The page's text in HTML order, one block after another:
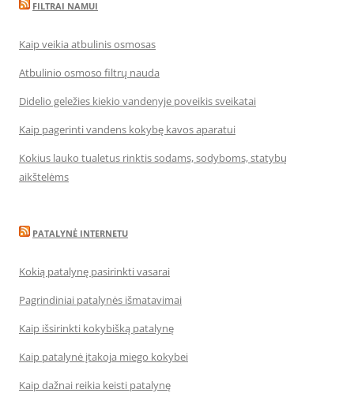
FILTRAI NAMUI
Kaip veikia atbulinis osmosas
Atbulinio osmoso filtrų nauda
Didelio geležies kiekio vandenyje poveikis sveikatai
Kaip pagerinti vandens kokybę kavos aparatui
Kokius lauko tualetus rinktis sodams, sodyboms, statybų
aikštelėms
PATALYNĖ INTERNETU
Kokią patalynę pasirinkti vasarai
Pagrindiniai patalynės išmatavimai
Kaip išsirinkti kokybišką patalynę
Kaip patalynė įtakoja miego kokybei
Kaip dažnai reikia keisti patalynę